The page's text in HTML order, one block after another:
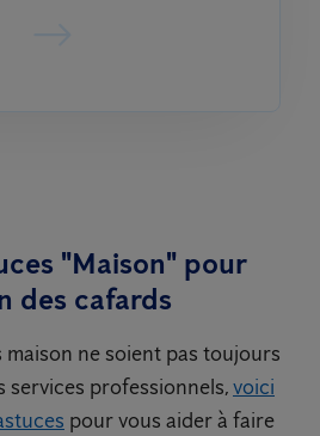
"Maison" pour
des cafards
ne soient pas toujours
services professionnels,voici
pour vous aider à faire